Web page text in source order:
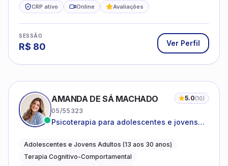
CRP ativo Online Avaliações
SESSÃO
R$ 80 Ver Perfil
AMANDA DE SÁ MACHADO 5.0(10)
05/55323
Psicoterapia para adolescentes e jovens
autoestima, relações e orientação
profissional
Adolescentes e Jovens Adultos (13 aos 30 anos)
Terapia Cognitivo-Comportamental